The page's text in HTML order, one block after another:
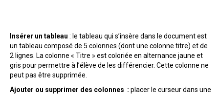
Insérer un tableau : le tableau qui s’insère dans le document est
un tableau composé de 5 colonnes (dont une colonne titre) et de
2 lignes. La colonne « Titre » est coloriée en alternance jaune et
gris pour permettre à l’élève de les différencier. Cette colonne ne
peut pas être supprimée.
Ajouter ou supprimer des colonnes : placer le curseur dans une